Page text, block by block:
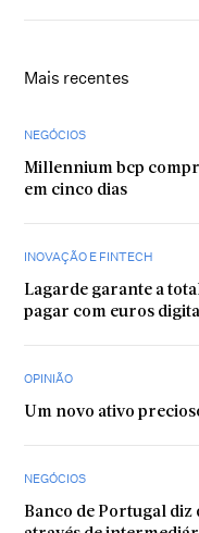
Mais recentes
NEGÓCIOS
Millennium bcp
em cinco dias
INOVAÇÃO E FINTECH
Lagarde garante a
pagar com euros
OPINIÃO
Um novo ativo
NEGÓCIOS
Banco de Portugal